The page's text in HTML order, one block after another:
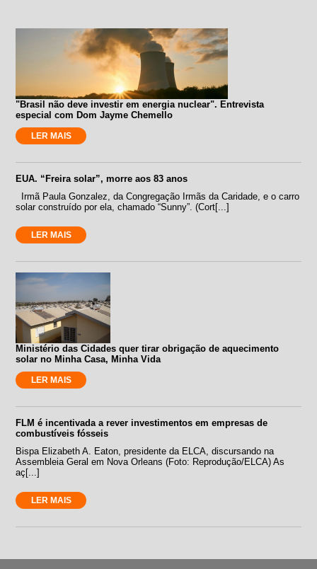
"Brasil não deve investir em energia nuclear". Entrevista
especial com Dom Jayme Chemello
LER MAIS
EUA. “Freira solar”, morre aos 83 anos
Irmã Paula Gonzalez, da Congregação Irmãs da Caridade, e o carro
solar construído por ela, chamado “Sunny”. (Cort[...]
LER MAIS
Ministério das Cidades quer tirar obrigação de aquecimento
solar no Minha Casa, Minha Vida
LER MAIS
FLM é incentivada a rever investimentos em empresas de
combustíveis fósseis
Bispa Elizabeth A. Eaton, presidente da ELCA, discursando na
Assembleia Geral em Nova Orleans (Foto: Reprodução/ELCA) As
aç[...]
LER MAIS